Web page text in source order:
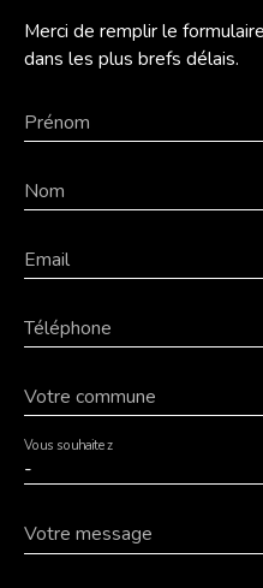
Merci de remplir le
dans les plus brefs délais.
Prénom
Nom
Email
Téléphone
Votre commune
-
Vous souhaitez
Votre message